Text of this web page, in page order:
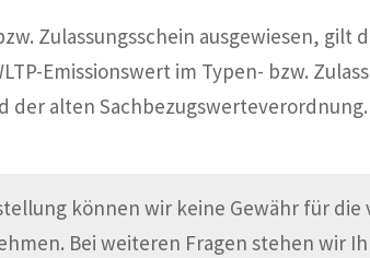
Zulassungsschein ausgewiesen, gilt
Emissionswert im Typen- bzw.
der alten Sachbezugswerteverordnung.
können wir keine Gewähr für
Bei weiteren Fragen stehen wir